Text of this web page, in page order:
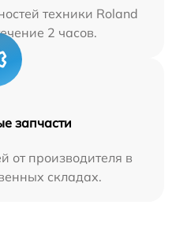
техники Roland
2 часов.
запчасти
от производителя в
складах.